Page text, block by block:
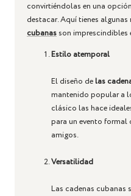
convirtiéndolas en una
destacar. Aquí tienes
cubanas son
Estilo atemporal
El diseño delas
mantenido popular a
clásico las hace
para un evento formal
amigos.
Versatilidad
Las cadenas cubanas